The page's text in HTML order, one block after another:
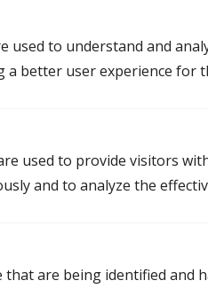
used to understand and
a better user experience for
used to provide visitors
and to analyze the
are being identified and
Mediation in Utrecht
Mediation De Bilt
Mediation De Ronde Venen
Mediation Soest